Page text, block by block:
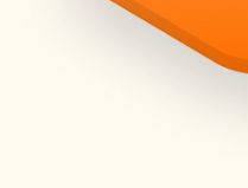
Pazaryeri Entegrasyonları
Karayolu Taşımacılığı